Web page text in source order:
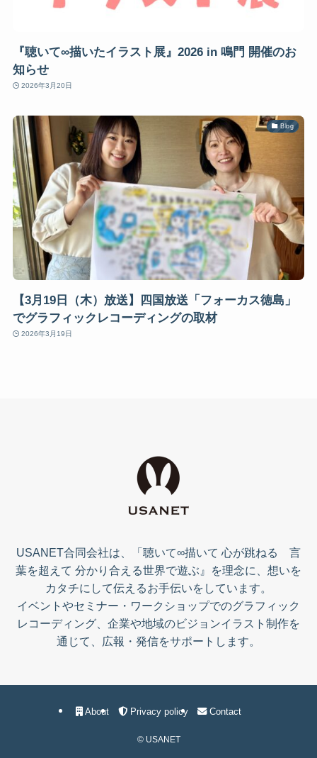
『聴いて∞描いたイラスト展』2026 in 鳴門 開催のお
知らせ
2026年3月20日
Blog
【3月19日（木）放送】四国放送「フォーカス徳島」
でグラフィックレコーディングの取材
2026年3月19日
USANET合同会社は、「聴いて∞描いて 心が跳ねる 言
葉を超えて 分かり合える世界で遊ぶ』を理念に、想いを
カタチにして伝えるお手伝いをしています。
イベントやセミナー・ワークショップでのグラフィック
レコーディング、企業や地域のビジョンイラスト制作を
通じて、広報・発信をサポートします。
About Privacy policy Contact
©USANET